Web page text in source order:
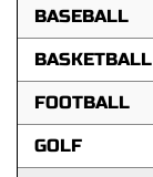
BASEBALL
BASKETBALL
FOOTBALL
GOLF